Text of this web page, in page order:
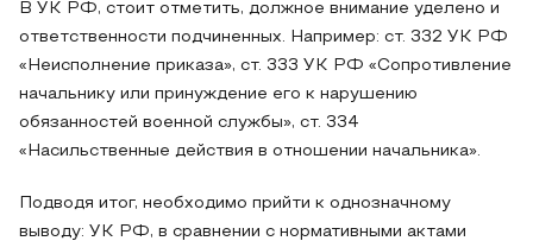
В УК РФ, стоит отметить, должное внимание уделено и
ответственности подчиненных. Например: ст. 332 УК РФ
«Неисполнение приказа», ст. 333 УК РФ «Сопротивление
начальнику или принуждение его к нарушению
обязанностей военной службы», ст. 334
«Насильственные действия в отношении начальника».
Подводя итог, необходимо прийти к однозначному
выводу: УК РФ, в сравнении с нормативными актами